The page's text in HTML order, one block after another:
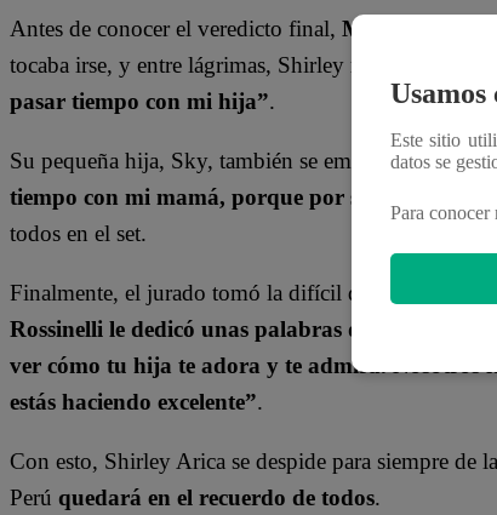
Antes de conocer el veredicto final, Machuca le
tocaba irse, y entre lágrimas, Shirley respondió:
pasar tiempo con mi hija”.
Su pequeña hija, Sky, también se emocionó y dijo:
tiempo con mi mamá, porque por su trabajo no
todos en el set.
Finalmente, el jurado tomó la difícil decisión y
Rossinelli le dedicó unas palabras de aliento
ver cómo tu hija te adora y te admira. Nosotros
estás haciendo excelente”.
Con esto, Shirley Arica se despide para siempre de
Perú quedará en el recuerdo de todos.
Este sitio
datos se
Para conocer